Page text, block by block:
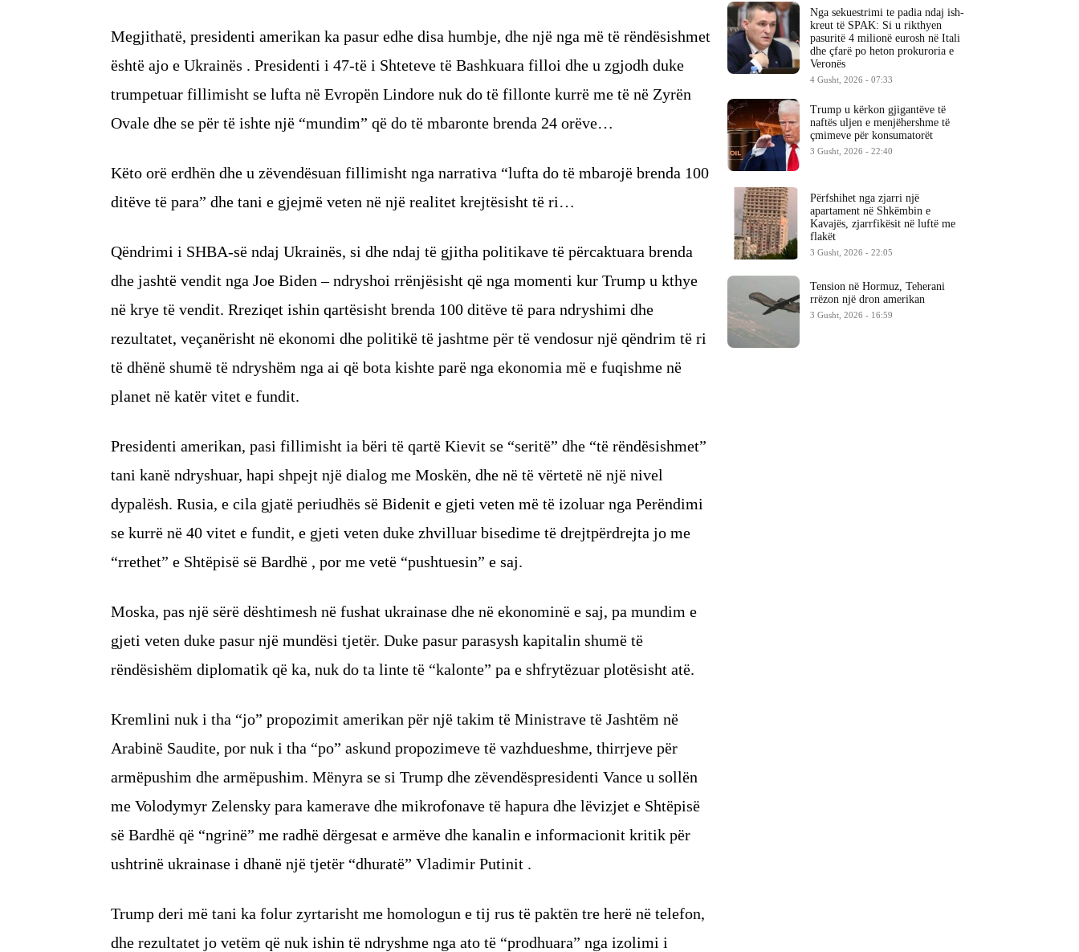
Megjithatë, presidenti amerikan ka pasur edhe disa humbje, dhe një nga më të rëndësishmet
është ajo e Ukrainës . Presidenti i 47-të i Shteteve të Bashkuara filloi dhe u zgjodh duke
trumpetuar fillimisht se lufta në Evropën Lindore nuk do të fillonte kurrë me të në Zyrën
Ovale dhe se për të ishte një “mundim” që do të mbaronte brenda 24 orëve…
Këto orë erdhën dhe u zëvendësuan fillimisht nga narrativa “lufta do të mbarojë brenda 100
ditëve të para” dhe tani e gjejmë veten në një realitet krejtësisht të ri…
Qëndrimi i SHBA-së ndaj Ukrainës, si dhe ndaj të gjitha politikave të përcaktuara brenda
dhe jashtë vendit nga Joe Biden – ndryshoi rrënjësisht që nga momenti kur Trump u kthye
në krye të vendit. Rreziqet ishin qartësisht brenda 100 ditëve të para ndryshimi dhe
rezultatet, veçanërisht në ekonomi dhe politikë të jashtme për të vendosur një qëndrim të ri
të dhënë shumë të ndryshëm nga ai që bota kishte parë nga ekonomia më e fuqishme në
planet në katër vitet e fundit.
Presidenti amerikan, pasi fillimisht ia bëri të qartë Kievit se “seritë” dhe “të rëndësishmet”
tani kanë ndryshuar, hapi shpejt një dialog me Moskën, dhe në të vërtetë në një nivel
dypalësh. Rusia, e cila gjatë periudhës së Bidenit e gjeti veten më të izoluar nga Perëndimi
se kurrë në 40 vitet e fundit, e gjeti veten duke zhvilluar bisedime të drejtpërdrejta jo me
“rrethet” e Shtëpisë së Bardhë , por me vetë “pushtuesin” e saj.
Moska, pas një sërë dështimesh në fushat ukrainase dhe në ekonominë e saj, pa mundim e
gjeti veten duke pasur një mundësi tjetër. Duke pasur parasysh kapitalin shumë të
rëndësishëm diplomatik që ka, nuk do ta linte të “kalonte” pa e shfrytëzuar plotësisht atë.
Kremlini nuk i tha “jo” propozimit amerikan për një takim të Ministrave të Jashtëm në
Arabinë Saudite, por nuk i tha “po” askund propozimeve të vazhdueshme, thirrjeve për
armëpushim dhe armëpushim. Mënyra se si Trump dhe zëvendëspresidenti Vance u sollën
me Volodymyr Zelensky para kamerave dhe mikrofonave të hapura dhe lëvizjet e Shtëpisë
së Bardhë që “ngrinë” me radhë dërgesat e armëve dhe kanalin e informacionit kritik për
ushtrinë ukrainase i dhanë një tjetër “dhuratë” Vladimir Putinit .
Trump deri më tani ka folur zyrtarisht me homologun e tij rus të paktën tre herë në telefon,
dhe rezultatet jo vetëm që nuk ishin të ndryshme nga ato të “prodhuara” nga izolimi i
Nga sekuestrimi te padia ndaj ish-
kreut të SPAK: Si u rikthyen
pasuritë 4 milionë eurosh në Itali
dhe çfarë po heton prokuroria e
Veronës
4 Gusht, 2026 - 07:33
Trump u kërkon gjigantëve të
naftës uljen e menjëhershme të
çmimeve për konsumatorët
3 Gusht, 2026 - 22:40
Përfshihet nga zjarri një
apartament në Shkëmbin e
Kavajës, zjarrfikësit në luftë me
flakët
3 Gusht, 2026 - 22:05
Tension në Hormuz, Teherani
rrëzon një dron amerikan
3 Gusht, 2026 - 16:59